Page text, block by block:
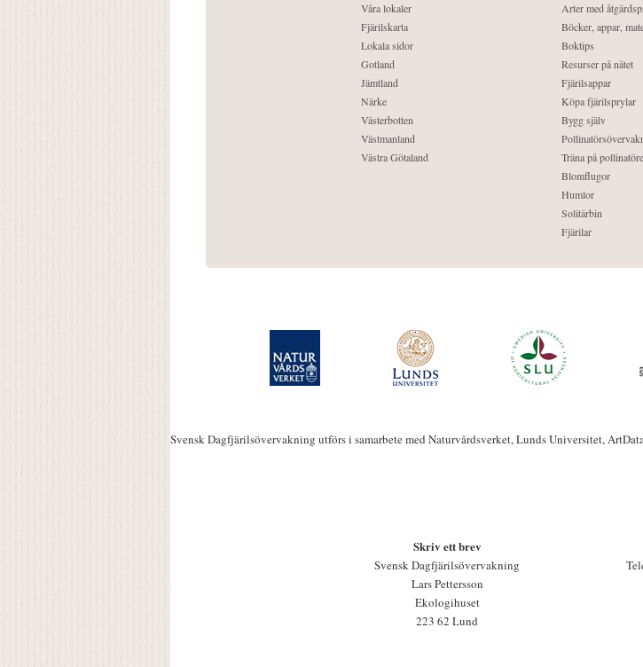
Våra lokaler
Fjärilskarta
Lokala sidor
Gotland
Jämtland
Närke
Västerbotten
Västmanland
Västra Götaland
Arter med
Böcker, appar,
Boktips
Resurser på nätet
Fjärilsappar
Köpa fjärilsprylar
Bygg själv
Träna på
Blomflugor
Humlor
Solitärbin
Fjärilar
Svensk Dagfjärilsövervakning utförs i samarbete med Naturvårdsverket, Lunds Universitet,
Skriv ett brev
Svensk Dagfjärilsövervakning
Lars Pettersson
Ekologihuset
223 62 Lund